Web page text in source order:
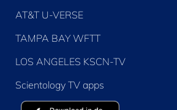
AT&T U-VERSE
TAMPA BAY WFTT
LOS ANGELES KSCN-TV
Scientology TV apps